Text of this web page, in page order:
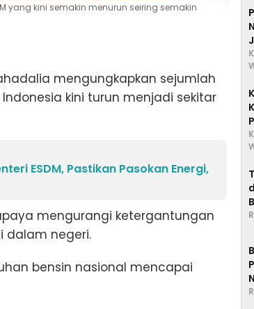
yang kini semakin menurun seiring semakin
mengungkapkan sejumlah
kini turun menjadi sekitar
ESDM, Pastikan Pasokan Energi,
mengurangi ketergantungan
dalam negeri.
bensin nasional mencapai